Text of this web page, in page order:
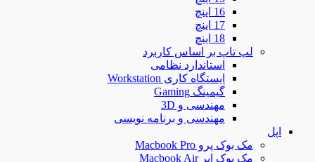
16 اینچ
17 اینچ
18 اینچ
لپ تاپ بر اساس کاربرد
استاندارد نظامی
ایستگاه کاری Workstation
گیمینگ Gaming
مهندسی و 3D
مهندسی و برنامه نویسی
اپل
مک بوک پرو Macbook Pro
مک بوک ایر Macbook Air